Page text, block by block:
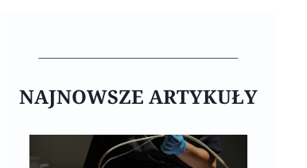
NAJNOWSZE ARTYKUŁY